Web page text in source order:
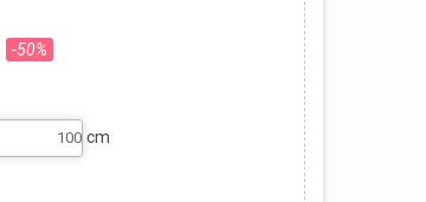
-50%
cm